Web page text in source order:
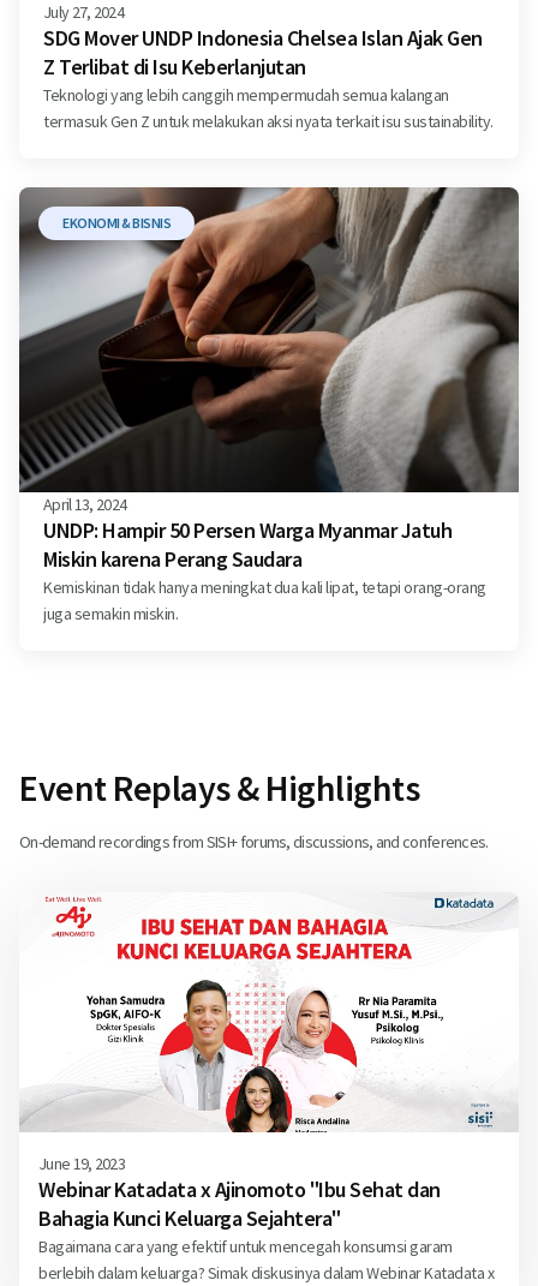
July 27, 2024
SDG Mover UNDP Indonesia Chelsea Islan Ajak Gen
Z Terlibat di Isu Keberlanjutan
Teknologi yang lebih canggih mempermudah semua kalangan
termasuk Gen Z untuk melakukan aksi nyata terkait isu sustainability.
EKONOMI & BISNIS
April 13, 2024
UNDP: Hampir 50 Persen Warga Myanmar Jatuh
Miskin karena Perang Saudara
Kemiskinan tidak hanya meningkat dua kali lipat, tetapi orang-orang
juga semakin miskin.
Event Replays & Highlights
On-demand recordings from SISI+ forums, discussions, and conferences.
June 19, 2023
Webinar Katadata x Ajinomoto "Ibu Sehat dan
Bahagia Kunci Keluarga Sejahtera"
Bagaimana cara yang efektif untuk mencegah konsumsi garam
berlebih dalam keluarga? Simak diskusinya dalam Webinar Katadata x